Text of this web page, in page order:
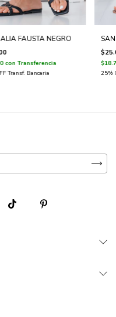
FAUSTA NEGRO
con Transferencia